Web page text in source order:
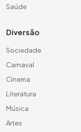
Saúde
Diversão
Sociedade
Carnaval
Cinema
Literatura
Música
Artes